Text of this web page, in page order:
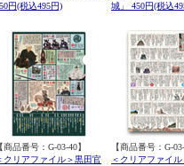
円(税込495円)
城」 450円(税込
【商品番号：G-03-40】
クリアファイル＞黒田官
【商品番号：G-
＜クリアファイ